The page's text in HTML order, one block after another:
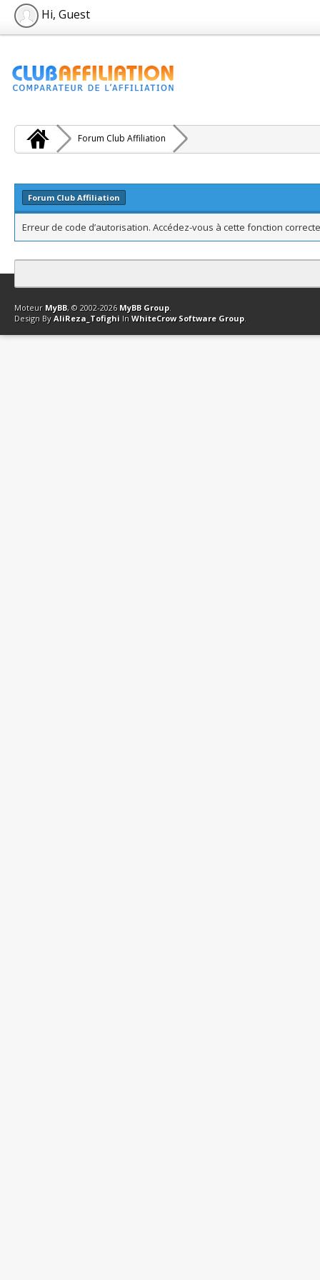
Hi, Guest
Forum Club Affiliation
Forum Club Affiliation
Erreur de code d’autorisation. Accédez-vous à cette fonction
Contact Club Affiliation Retourner en haut Version bas-débit
Moteur MyBB, © 2002-2026 MyBB Group.
Design By AliReza_Tofighi In WhiteCrow Software Group.